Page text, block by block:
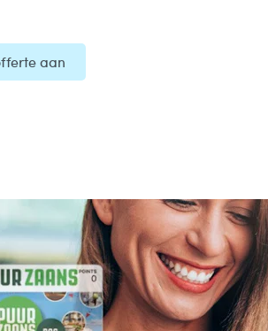
aan